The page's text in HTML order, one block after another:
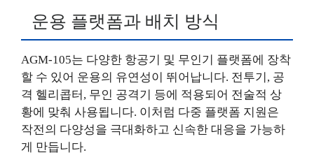
운용 플랫폼과 배치 방식
AGM-105는 다양한 항공기 및 무인기 플랫폼에 장착
할 수 있어 운용의 유연성이 뛰어납니다. 전투기, 공
격 헬리콥터, 무인 공격기 등에 적용되어 전술적 상
황에 맞춰 사용됩니다. 이처럼 다중 플랫폼 지원은
작전의 다양성을 극대화하고 신속한 대응을 가능하
게 만듭니다.